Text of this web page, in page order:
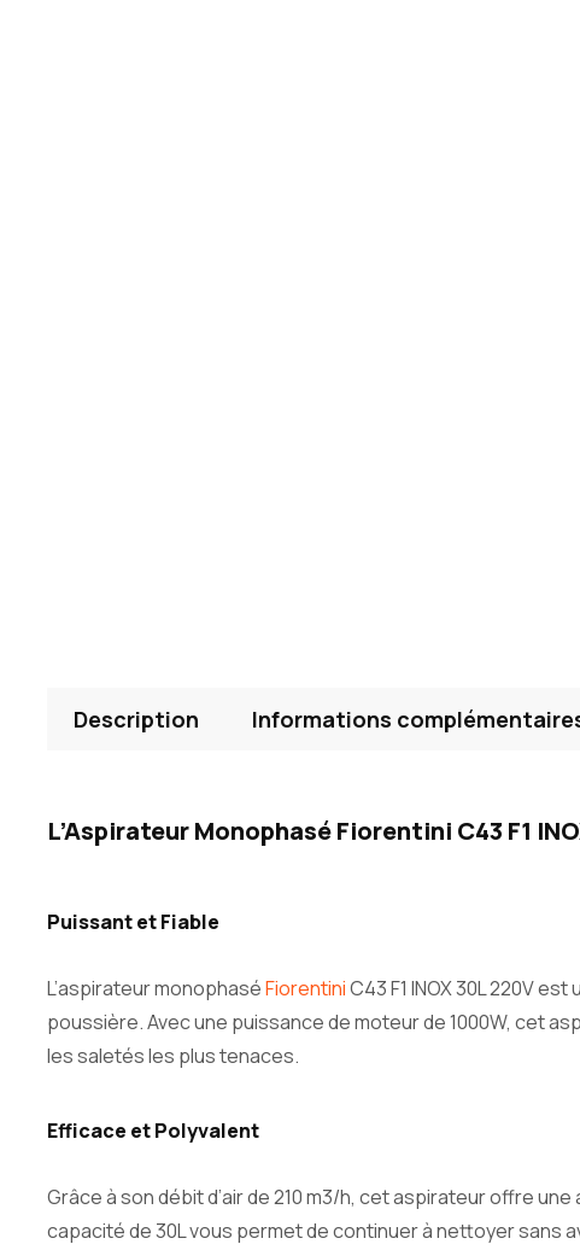
Description Informations
L’Aspirateur Monophasé Fiorentini C43 F1
Puissant et Fiable
L’aspirateur monophaséFiorentiniC43 F1 INOX 30L 220V
poussière. Avec une puissance de moteur de 1000W, cet
les saletés les plus tenaces.
Efficace et Polyvalent
Grâce à son débit d’air de 210 m3/h, cet aspirateur offre
capacité de 30L vous permet de continuer à nettoyer sans